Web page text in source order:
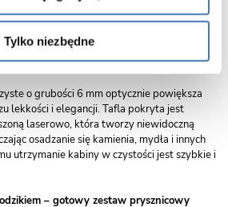
Tylko niezbędne
z powłoką Easy Clean – lekkość i łatwa
o grubości 6 mm optycznie powiększa
lekkości i elegancji. Tafla pokryta jest
laserowo, która tworzy niewidoczną
osadzanie się kamienia, mydła i innych
utrzymanie kabiny w czystości jest szybkie i
– gotowy zestaw prysznicowy